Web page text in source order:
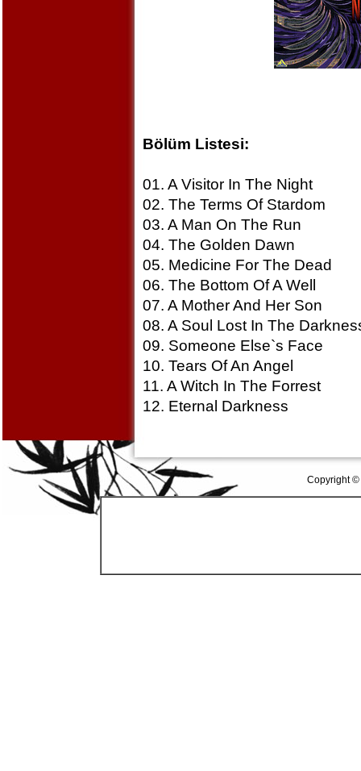
Bölüm Listesi:
01. A Visitor In The Night
02. The Terms Of Stardom
03. A Man On The Run
04. The Golden Dawn
05. Medicine For The Dead
06. The Bottom Of A Well
07. A Mother And Her Son
08. A Soul Lost In The
09. Someone Else`s Face
10. Tears Of An Angel
11. A Witch In The Forrest
12. Eternal Darkness
Copyright ©